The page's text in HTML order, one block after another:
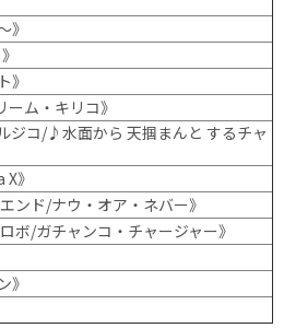
》
》
ーム・キリコ》
ジコ/♪水面から 天掴まんと するチャ
》
ンド/ナウ・オア・ネバー》
ボ/ガチャンコ・チャージャー》
》